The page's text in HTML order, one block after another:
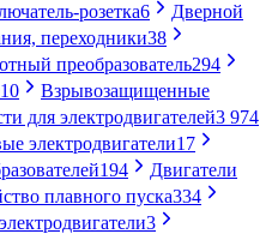
розетка6
Дверной
переходники38
преобразователь294
Взрывозащищенные
для электродвигателей3 974
электродвигатели17
194
Двигатели
плавного пуска334
3